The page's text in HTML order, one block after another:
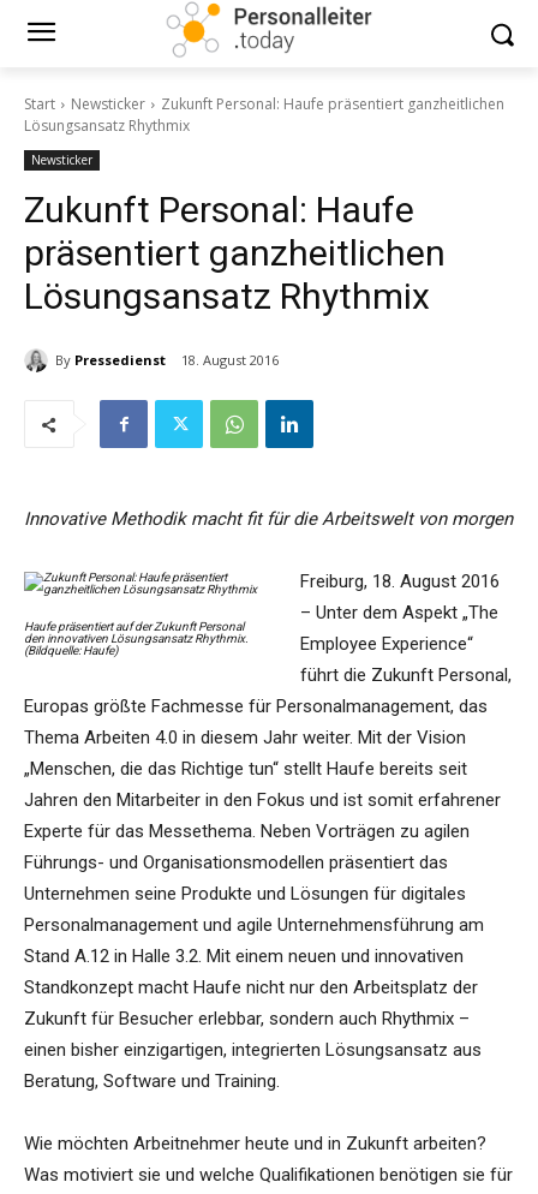
Start Newsticker
Zukunft Personal: Haufe präsentiert ganzheitlichen
Lösungsansatz Rhythmix
Newsticker
Zukunft Personal: Haufe
präsentiert ganzheitlichen
Lösungsansatz Rhythmix
By Pressedienst 18. August 2016
Innovative Methodik macht fit für die Arbeitswelt von morgen
Haufe präsentiert auf der Zukunft Personal
den innovativen Lösungsansatz Rhythmix.
(Bildquelle: Haufe)
Freiburg, 18. August 2016
– Unter dem Aspekt „The
Employee Experience“
führt die Zukunft Personal,
Europas größte Fachmesse für Personalmanagement, das
Thema Arbeiten 4.0 in diesem Jahr weiter. Mit der Vision
„Menschen, die das Richtige tun“ stellt Haufe bereits seit
Jahren den Mitarbeiter in den Fokus und ist somit erfahrener
Experte für das Messethema. Neben Vorträgen zu agilen
Führungs- und Organisationsmodellen präsentiert das
Unternehmen seine Produkte und Lösungen für digitales
Personalmanagement und agile Unternehmensführung am
Stand A.12 in Halle 3.2. Mit einem neuen und innovativen
Standkonzept macht Haufe nicht nur den Arbeitsplatz der
Zukunft für Besucher erlebbar, sondern auch Rhythmix –
einen bisher einzigartigen, integrierten Lösungsansatz aus
Beratung, Software und Training.
Wie möchten Arbeitnehmer heute und in Zukunft arbeiten?
Was motiviert sie und welche Qualifikationen benötigen sie für